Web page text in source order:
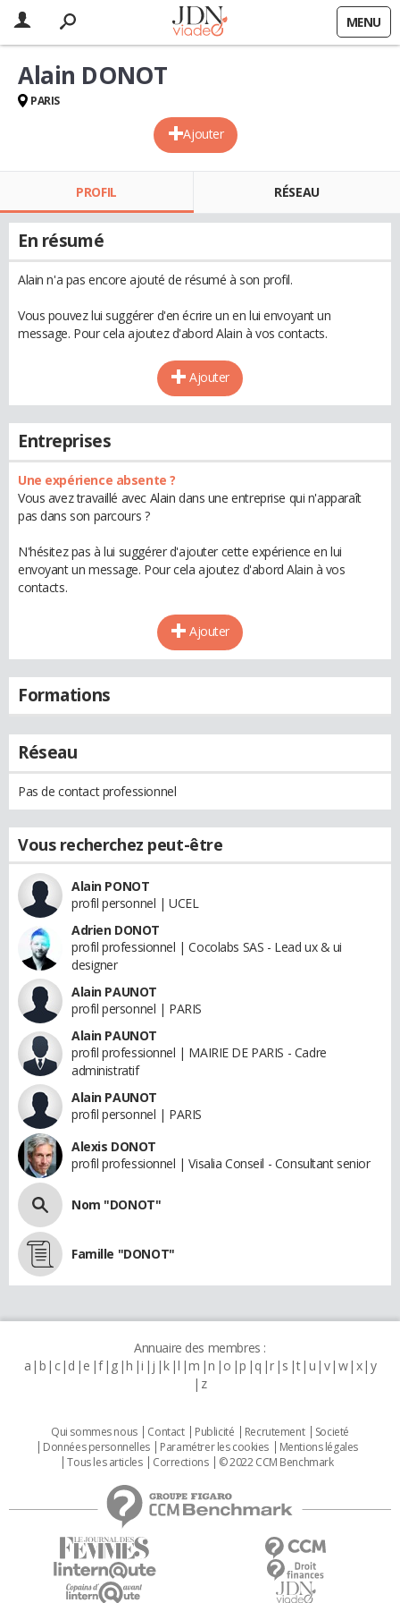
MENU
Ajouter
Alain DONOT
PARIS
PROFIL RÉSEAU
En résumé
Alain n'a pas encore ajouté de résumé à son profil.
Vous pouvez lui suggérer d'en écrire un en lui envoyant un
message. Pour cela ajoutez d'abord Alain à vos contacts.
Ajouter
Entreprises
Une expérience absente ?
Vous avez travaillé avec Alain dans une entreprise qui n'apparaît
pas dans son parcours ?
N'hésitez pas à lui suggérer d'ajouter cette expérience en lui
envoyant un message. Pour cela ajoutez d'abord Alain à vos
contacts.
Ajouter
Formations
Réseau
Pas de contact professionnel
Vous recherchez peut-être
Alain PONOT
profil personnel | UCEL
Adrien DONOT
profil professionnel | Cocolabs SAS - Lead ux & ui
designer
Alain PAUNOT
profil personnel | PARIS
Alain PAUNOT
profil professionnel | MAIRIE DE PARIS - Cadre
administratif
Alain PAUNOT
profil personnel | PARIS
Alexis DONOT
profil professionnel | Visalia Conseil - Consultant senior
Nom "DONOT"
Famille "DONOT"
Annuaire des membres :
a b c d e f g h i j k l m n o p q r s t u v w x y
z
Qui sommes nous Contact Publicité Recrutement
Societé
Données personnelles
Paramétrer les cookies
Mentions légales
Tous les articles
Corrections © 2022 CCM Benchmark